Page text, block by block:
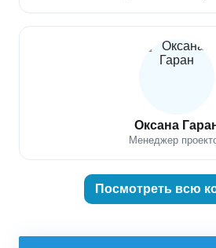
Оксана
Менеджер
Посмотреть всю